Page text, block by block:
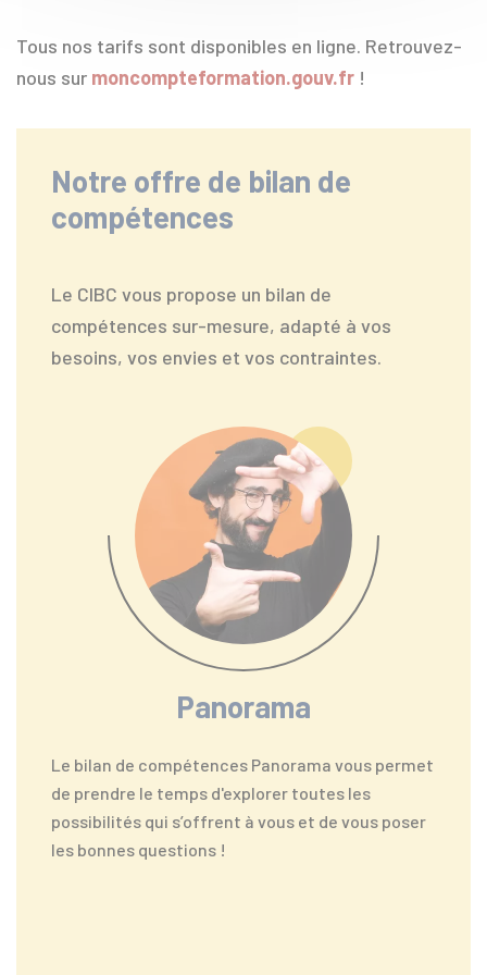
Tous nos tarifs sont disponibles en ligne. Retrouvez-
nous sur moncompteformation.gouv.fr !
Notre offre de bilan de
compétences
Le CIBC vous propose un bilan de
compétences sur-mesure, adapté à vos
besoins, vos envies et vos contraintes.
Panorama
Le bilan de compétences Panorama vous permet
de prendre le temps d'explorer toutes les
possibilités qui s’offrent à vous et de vous poser
les bonnes questions !